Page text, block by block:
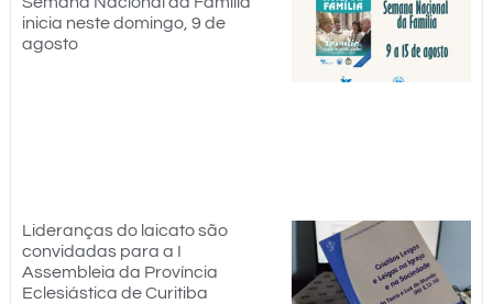
inicia neste domingo, 9 de
agosto
Lideranças do laicato são
convidadas para a I
Assembleia da Província
Eclesiástica de Curitiba